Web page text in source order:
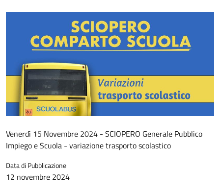
Venerdì 15 Novembre 2024 - SCIOPERO Generale Pubblico
Impiego e Scuola - variazione trasporto scolastico
Data di Pubblicazione
12 novembre 2024